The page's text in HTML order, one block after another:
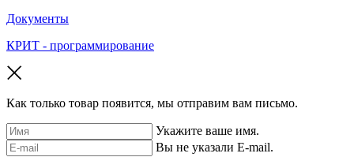
Документы
КРИТ - программирование
Как только товар появится, мы отправим вам письмо.
Укажите ваше имя.
Вы не указали E-mail.